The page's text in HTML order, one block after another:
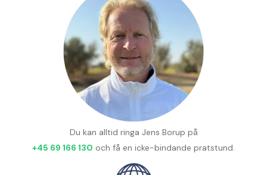
Du kan alltid ringa Jens Borup på
+45 69 166 130 och få en icke-bindande pratstund.